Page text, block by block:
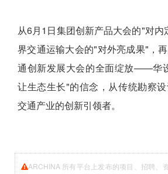
从6月1日集团创新产品大会的"对
界交通运输大会的"对外亮成果"，
通创新发展大会的全面绽放——华
让生态生长"的信念，从传统勘察
交通产业的创新引领者。
ARCHINA 所有平台上发布的项目、招聘、